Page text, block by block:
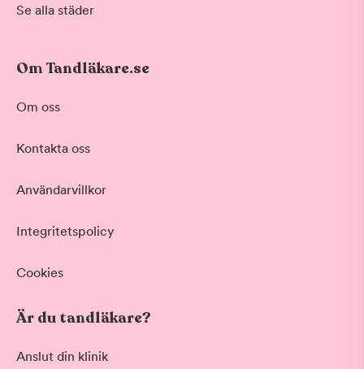
Se alla städer
Om Tandläkare.se
Om oss
Kontakta oss
Användarvillkor
Integritetspolicy
Cookies
Är du tandläkare?
Anslut din klinik